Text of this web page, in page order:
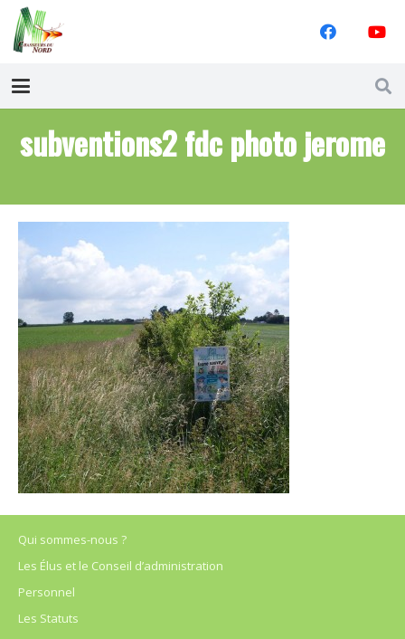
subventions2 fdc photo jerome
Qui sommes-nous ?
Les Élus et le Conseil d’administration
Personnel
Les Statuts